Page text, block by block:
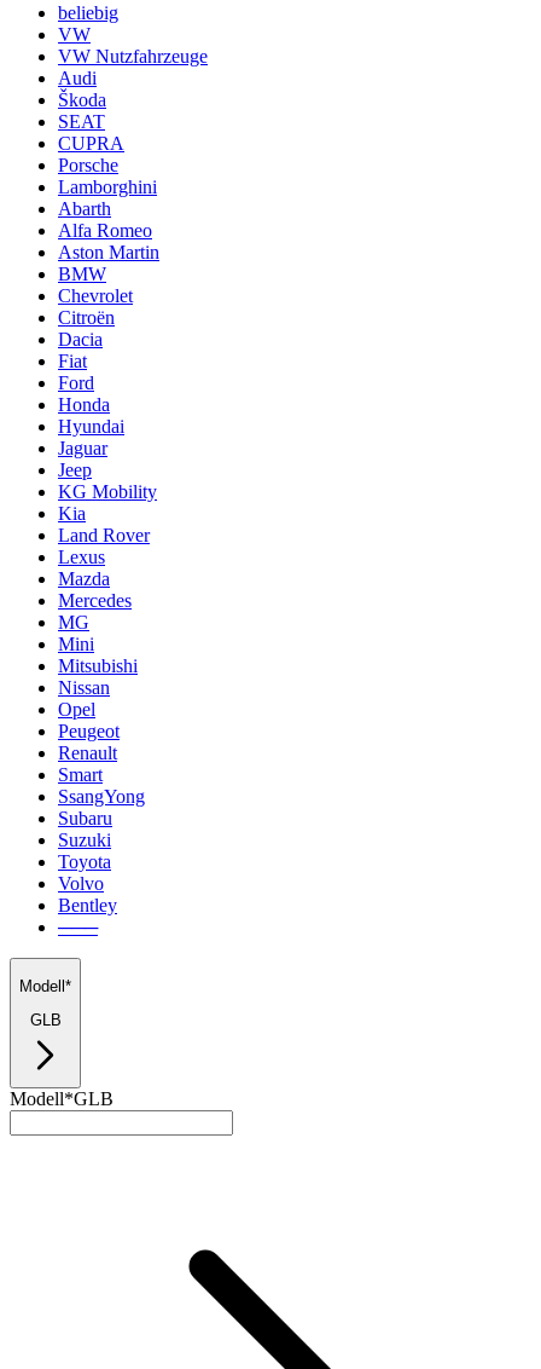
beliebig
VW
VW Nutzfahrzeuge
Audi
Škoda
SEAT
CUPRA
Porsche
Lamborghini
Abarth
Alfa Romeo
Aston Martin
BMW
Chevrolet
Citroën
Dacia
Fiat
Ford
Honda
Hyundai
Jaguar
Jeep
KG Mobility
Kia
Land Rover
Lexus
Mazda
Mercedes
MG
Mini
Mitsubishi
Nissan
Opel
Peugeot
Renault
Smart
SsangYong
Subaru
Suzuki
Toyota
Volvo
Bentley
───
Modell*
GLB
Modell*GLB